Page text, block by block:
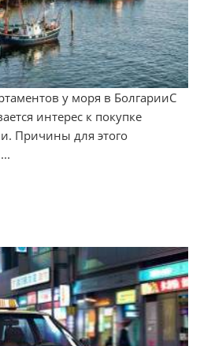
у моря в БолгарииС
интерес к покупке
Причины для этого